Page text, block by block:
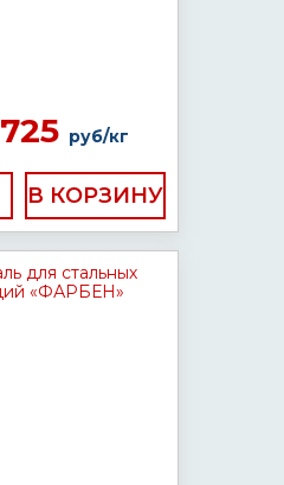
725 руб/кг